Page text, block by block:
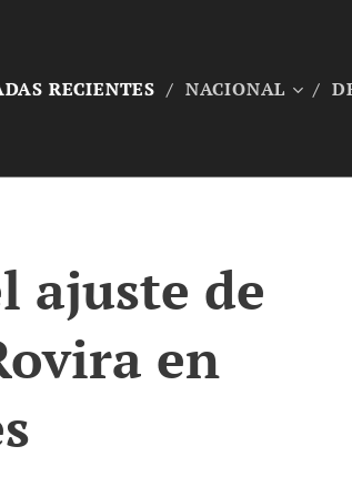
RECIENTES NACIONAL
ajuste de
en